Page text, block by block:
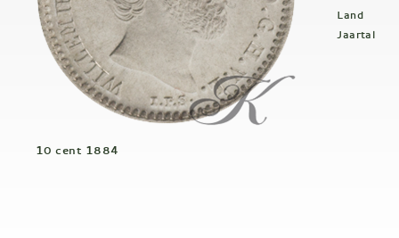
10 cent 1884
Land
Jaartal